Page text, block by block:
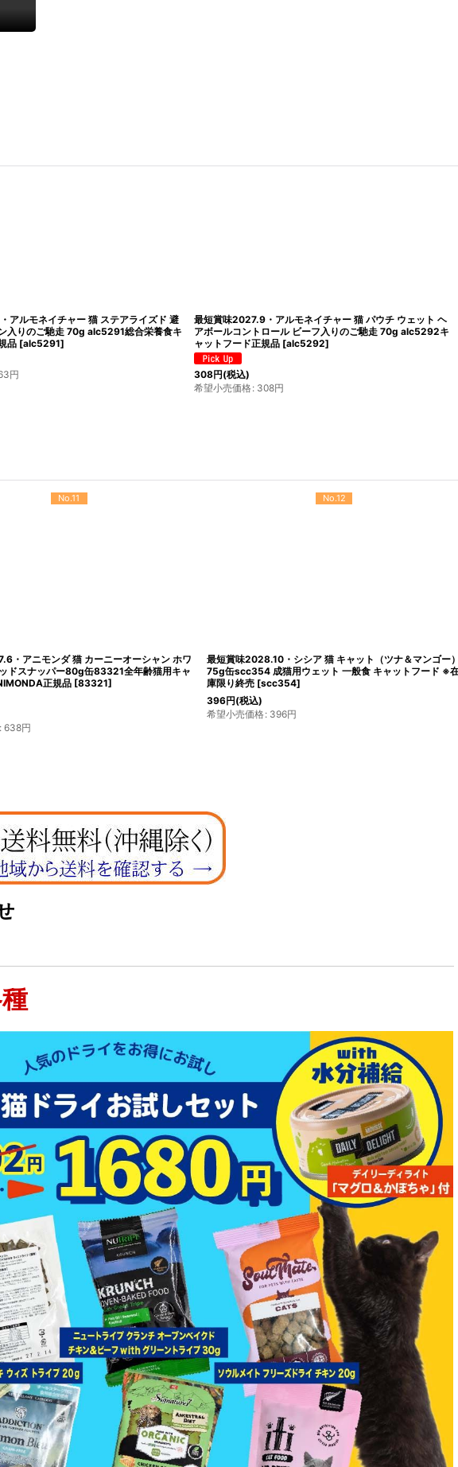
・アルモネイチャー 猫 センシティブ フィ
のご馳走 70g alc5294パウチ総合栄養食キ
nature正規品
最短賞味2027.3・アルモネイチャー 猫 デイリーメニュー
チキンとサーモンのミートボール 70gパウチalc5270成
総合栄養食 [alc5270]
308円
(税込)
希望小売価格
No.11
アニモンダ 猫 カーニーオーシャン ホワ
スナッパー80g缶83321全年齢猫用キャ
正規品[83321]
円
No.12
最短賞味2028.10・シシア 猫 キャット（ツナ＆マンゴー）
75g缶scc354 成猫用ウェット 一般食 キャットフード ※在
庫限り終売 [scc354]
396円(税込)
希望小売価格: 396円